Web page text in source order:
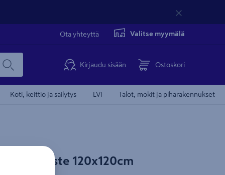
Ota yhteyttä Valitse myymälä
Kirjaudu sisään Ostoskori
Koti, keittiö ja säilytys LVI Talot, mökit ja piharakennukset
120x120cm